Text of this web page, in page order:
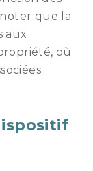
que la
aux
où